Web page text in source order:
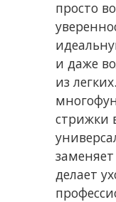
просто
и даже
из
стрижки
делает